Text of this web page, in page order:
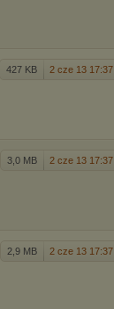
427 KB 2 cze 13 17:37
3,0 MB 2 cze 13 17:37
2,9 MB 2 cze 13 17:37